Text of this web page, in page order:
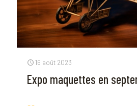
16 août 2023
Expo maquettes en